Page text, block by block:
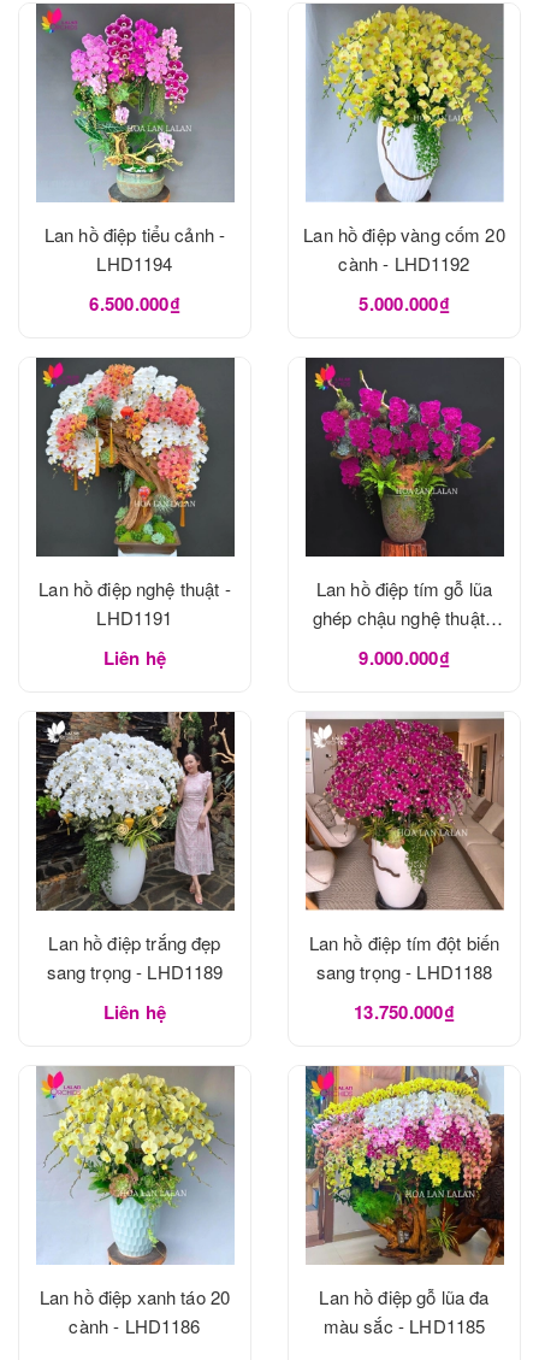
Lan hồ điệp tiểu cảnh -
LHD1194
6.500.000₫
Lan hồ điệp vàng cốm 20
cành - LHD1192
5.000.000₫
Lan hồ điệp nghệ thuật -
LHD1191
Liên hệ
Lan hồ điệp tím gỗ lũa
ghép chậu nghệ thuật -
LHD1190
9.000.000₫
Lan hồ điệp trắng đẹp
sang trọng - LHD1189
Liên hệ
Lan hồ điệp tím đột biến
sang trọng - LHD1188
13.750.000₫
Lan hồ điệp xanh táo 20
cành - LHD1186
Lan hồ điệp gỗ lũa đa
màu sắc - LHD1185